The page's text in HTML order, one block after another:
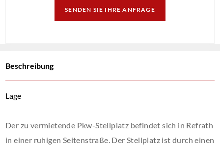
SENDEN SIE IHRE ANFRAGE
Beschreibung
Lage
Der zu vermietende Pkw-Stellplatz befindet sich in Refrath
in einer ruhigen Seitenstraße. Der Stellplatz ist durch einen